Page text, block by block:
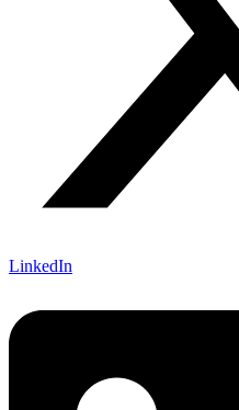
LinkedIn